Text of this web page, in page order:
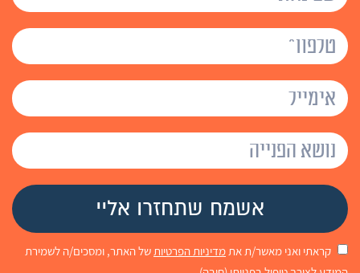
קראתי ואני מאשר/ת אתמדיניות הפרטיותשל האתר, ומסכים/ה לשמירת